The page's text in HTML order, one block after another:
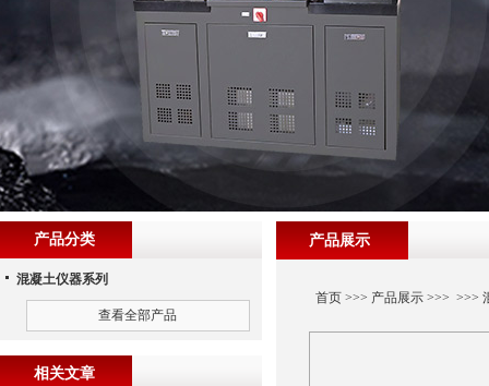
产品展示
首页>>> 产品展示>>> >>>
产品分类
混凝土仪器系列
查看全部产品
相关文章